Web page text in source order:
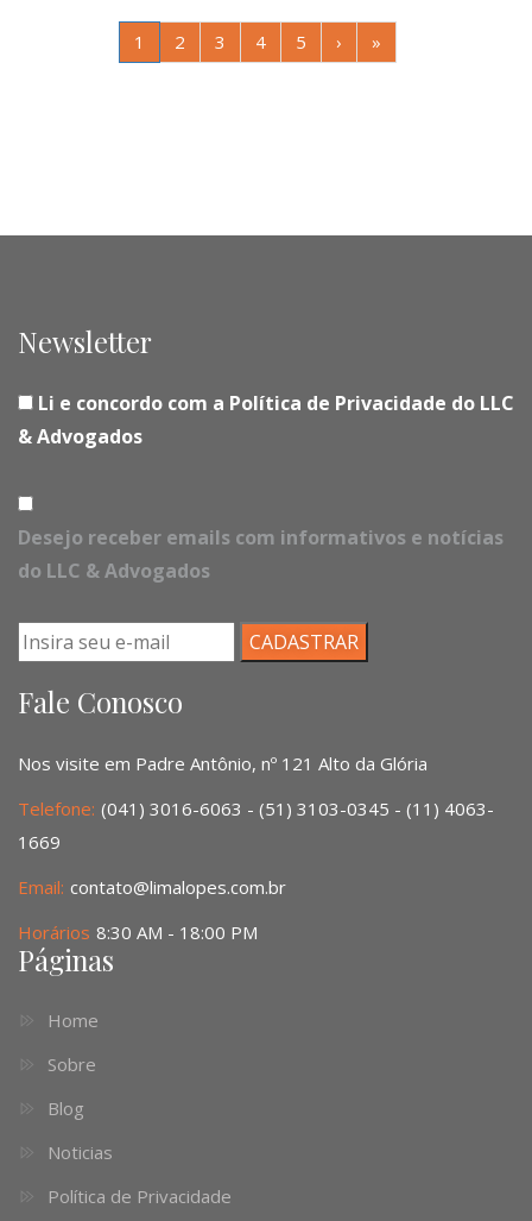
1 2 3 4 5 › »
Newsletter
Li e concordo com a Política de Privacidade do LLC
& Advogados
Desejo receber emails com informativos e notícias
do LLC & Advogados
Fale Conosco
Nos visite em Padre Antônio, nº 121 Alto da Glória
Telefone: (041) 3016-6063 - (51) 3103-0345 - (11) 4063-
1669
Email: contato@limalopes.com.br
Horários 8:30 AM - 18:00 PM
Páginas
Home
Sobre
Blog
Noticias
Política de Privacidade